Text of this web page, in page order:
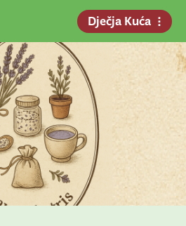
Dječja Kuća